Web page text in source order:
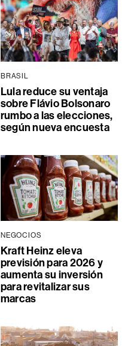
BRASIL
Lula reduce su ventaja
sobre Flávio Bolsonaro
rumbo a las elecciones,
según nueva encuesta
NEGOCIOS
Kraft Heinz eleva
previsión para 2026 y
aumenta su inversión
para revitalizar sus
marcas